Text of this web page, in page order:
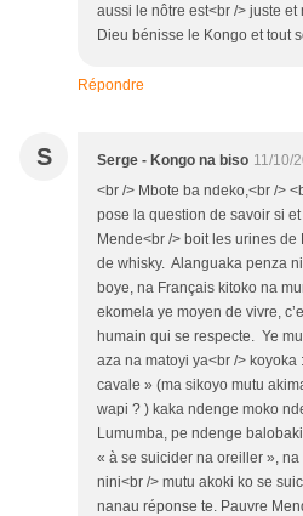
aussi le nôtre est<br /> juste et
Dieu bénisse le Kongo et tout
Répondre
S Serge - Kongo na biso 11/10/
<br /> Mbote ba ndeko,<br />
pose la question de savoir si
Mende<br /> boit les urines
de whisky. Alanguaka penza
boye, na Français kitoko na
ekomela ye moyen de vivre,
humain qui se respecte. Ye
aza na matoyi ya<br />
cavale » (ma sikoyo mutu
wapi ? ) kaka ndenge moko
Lumumba, pe ndenge
« à se suicider na oreiller »,
nini<br /> mutu akoki ko se
nanau réponse te. Pauvre